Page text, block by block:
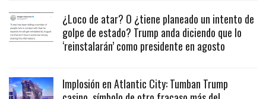
¿Loco de atar? O ¿tiene planeado un intento de
golpe de estado? Trump anda diciendo que lo
‘reinstalarán’ como presidente en agosto
Implosión en Atlantic City: Tumban Trump